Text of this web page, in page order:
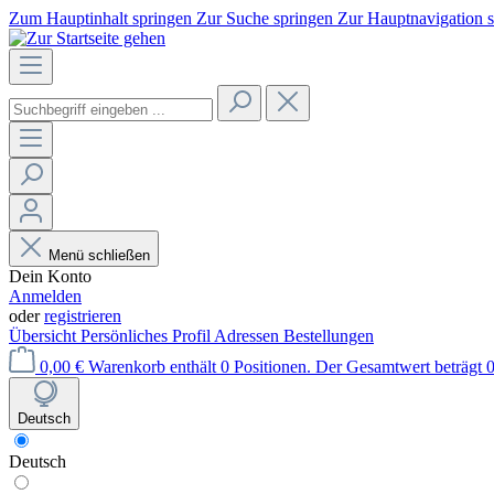
Zum Hauptinhalt springen Zur Suche springen Zur Hauptnavigation
Menü schließen
Dein Konto
Anmelden
oderregistrieren
Übersicht Persönliches Profil Adressen Bestellungen
0,00 € Warenkorb enthält 0 Positionen. Der Gesamtwert beträgt
Deutsch
Deutsch